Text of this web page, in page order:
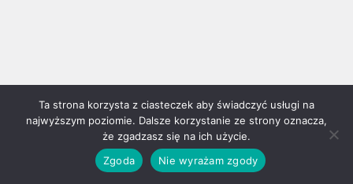
Ta strona korzysta z ciasteczek aby świadczyć usługi na
najwyższym poziomie. Dalsze korzystanie ze strony oznacza,
że zgadzasz się na ich użycie.
Zgoda
Nie wyrażam zgody